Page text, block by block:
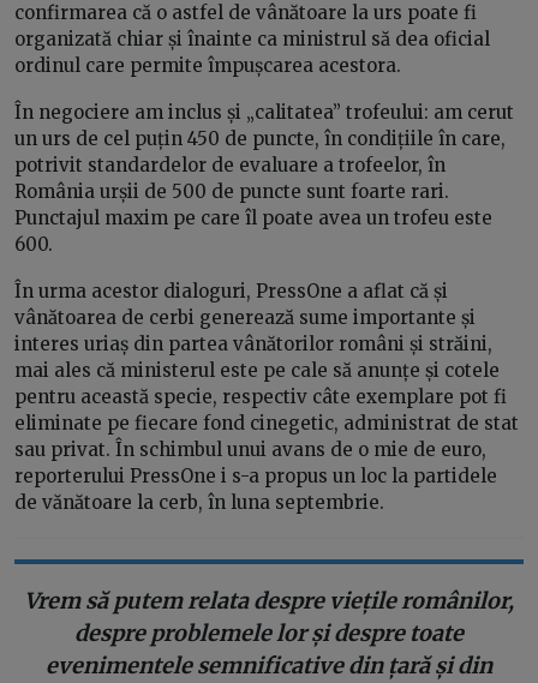
confirmarea că o astfel de vânătoare la urs poate fi
organizată chiar și înainte ca ministrul să dea oficial
ordinul care permite împușcarea acestora.
În negociere am inclus și „calitatea” trofeului: am cerut
un urs de cel puțin 450 de puncte, în condițiile în care,
potrivit standardelor de evaluare a trofeelor, în
România urșii de 500 de puncte sunt foarte rari.
Punctajul maxim pe care îl poate avea un trofeu este
600.
În urma acestor dialoguri, PressOne a aflat că și
vânătoarea de cerbi generează sume importante și
interes uriaș din partea vânătorilor români și străini,
mai ales că ministerul este pe cale să anunțe și cotele
pentru această specie, respectiv câte exemplare pot fi
eliminate pe fiecare fond cinegetic, administrat de stat
sau privat. În schimbul unui avans de o mie de euro,
reporterului PressOne i s-a propus un loc la partidele
de vănătoare la cerb, în luna septembrie.
Vrem să putem relata despre viețile românilor,
despre problemele lor și despre toate
evenimentele semnificative din țară și din